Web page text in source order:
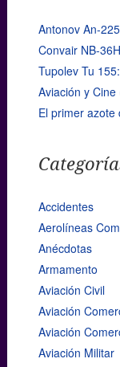
Antonov An-
Convair NB-
Tupolev Tu
Aviación y
El primer
Accidentes
Aerolíneas
Anécdotas
Armamento
Aviación Civil
Aviación
Aviación
Aviación Militar